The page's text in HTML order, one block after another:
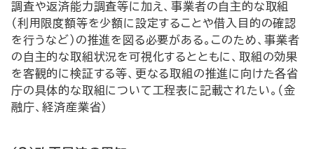
調査や返済能力調査等に加え、事業者の自主的な取組
（利用限度額等を少額に設定することや借入目的の確認
を行うなど）の推進を図る必要がある。このため、事業者
の自主的な取組状況を可視化するとともに、取組の効果
を客観的に検証する等、更なる取組の推進に向けた各省
庁の具体的な取組について工程表に記載されたい。（金
融庁、経済産業省）